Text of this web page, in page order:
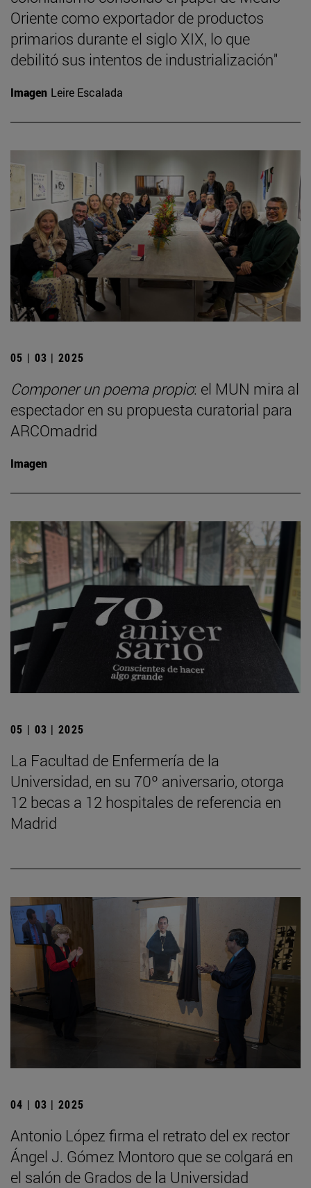
Oriente como exportador de productos
primarios durante el siglo XIX, lo que
debilitó sus intentos de industrialización"
Imagen Leire Escalada
05 | 03 | 2025
Componer un poema propio: el MUN mira al
espectador en su propuesta curatorial para
ARCOmadrid
Imagen
05 | 03 | 2025
La Facultad de Enfermería de la
Universidad, en su 70º aniversario, otorga
12 becas a 12 hospitales de referencia en
Madrid
04 | 03 | 2025
Antonio López firma el retrato del ex rector
Ángel J. Gómez Montoro que se colgará en
el salón de Grados de la Universidad